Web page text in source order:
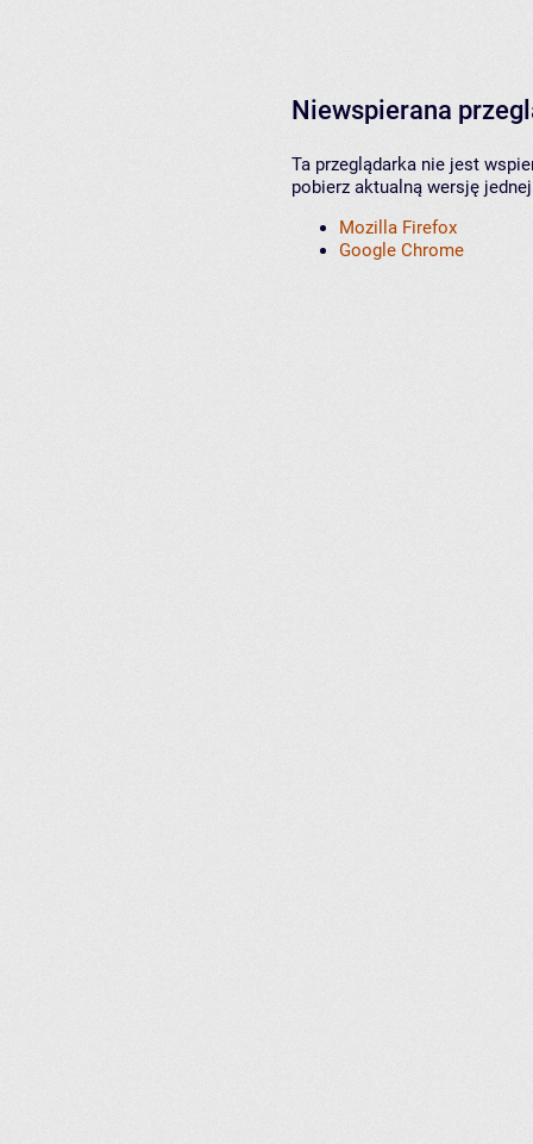
Niewspierana
Ta przeglądarka nie jest
pobierz aktualną wersję
Mozilla Firefox
Google Chrome